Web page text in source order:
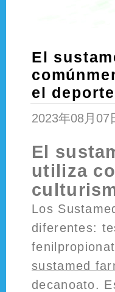
El
el
2023年08月07
El
utiliza
Los
diferentes:
sustamed
decanoato.